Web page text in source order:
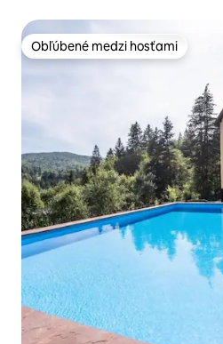
Obľúbené medzi hosťami
Obľúbené medzi hosťami